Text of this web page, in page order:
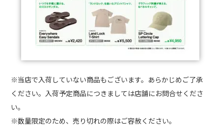
※当店で入荷していない商品もございます。あらかじめご了承
ください。入荷予定商品につきましては店舗にお問合せくださ
い。
※数量限定のため、売り切れの際はご容赦ください。